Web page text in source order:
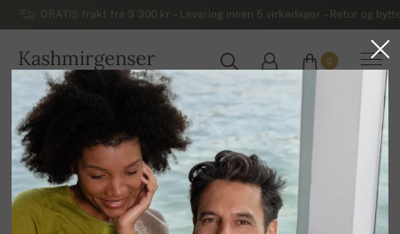
GRATIS frakt fra 3 300 kr – Levering innen 5 virkedager – Retur og
Kashmirgenser
NORGE
0
Hjem